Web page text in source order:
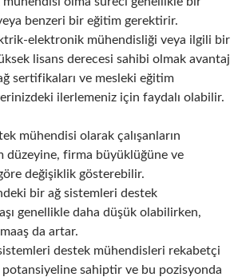
benzeri bir eğitim gerektirir.
elektronik mühendisliği veya ilgili bir
lisans derecesi sahibi olmak avantaj
sertifikaları ve mesleki eğitim
ilerlemeniz için faydalı olabilir.
mühendisi olarak çalışanların
düzeyine, firma büyüklüğüne ve
değişiklik gösterebilir.
bir ağ sistemleri destek
genellikle daha düşük olabilirken,
da artar.
destek mühendisleri rekabetçi
potansiyeline sahiptir ve bu pozisyonda